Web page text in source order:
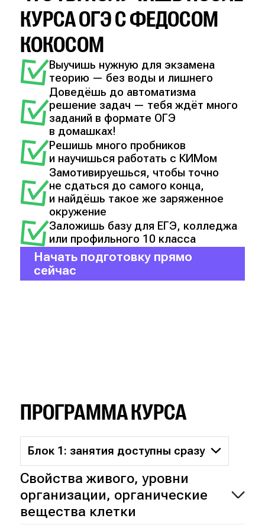
КУРСА ОГЭ С ФЕДОСОМ
КОКОСОМ
Выучишь нужную для экзамена
теорию — без воды и лишнего
Доведёшь до автоматизма
решение задач — тебя ждёт много
заданий в формате ОГЭ
в домашках!
Решишь много пробников
и научишься работать с КИМом
Замотивируешься, чтобы точно
не сдаться до самого конца,
и найдёшь такое же заряженное
окружение
Заложишь базу для ЕГЭ, колледжа
или профильного 10 класса
Начать подготовку прямо
сейчас
ПРОГРАММА КУРСА
Блок 1: занятия доступны сразу
Свойства живого, уровни
организации, органические
вещества клетки